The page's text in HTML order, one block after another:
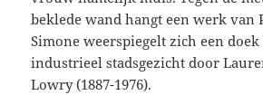
beklede wand hangt een werk van
Simone weerspiegelt zich een doek
industrieel stadsgezicht door
Lowry (1887-1976).